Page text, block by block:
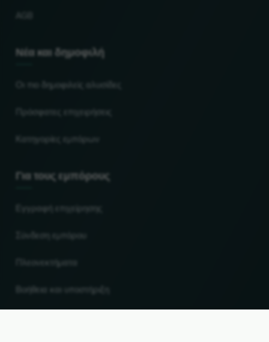
Νέα και δημοφιλή
Οι πιο δημοφιλείς αλυσίδες
Πρόσφατες επιχειρήσεις
Κατηγορίες εμπόρων
Για τους εμπόρους
Εγγραφή επιχείρησης
Πλεονεκτήματα
Βοήθεια και υποστήριξη